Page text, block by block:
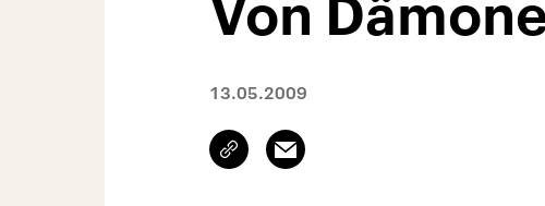
Von
13.05.2009
Link
kopieren/teilen
Email